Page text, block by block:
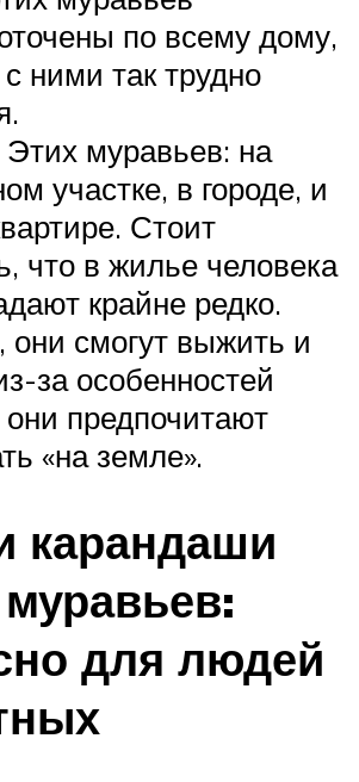
по всему дому,
ними так трудно
муравьев: на
участке, в городе, и
Стоит
что в жилье человека
крайне редко.
они смогут выжить и
за особенностей
предпочитают
«на земле».
карандаши
для людей